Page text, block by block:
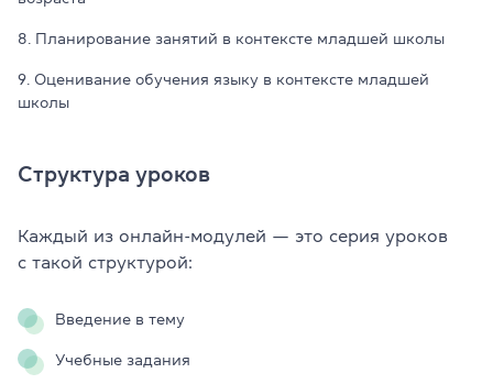
8. Планирование занятий в контексте младшей школы
9. Оценивание обучения языку в контексте младшей
школы
Структура уроков
Каждый из онлайн-модулей — это серия уроков
с такой структурой:
Введение в тему
Учебные задания